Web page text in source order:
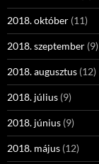
2018. október (11)
2018. szeptember (9)
2018. augusztus (12)
2018. július (9)
2018. június (9)
2018. május (12)